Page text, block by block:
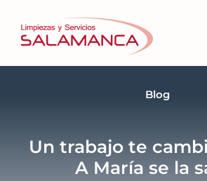
content
Inicio
Quiénes somos
Blog
Un trabajo te
A María se la